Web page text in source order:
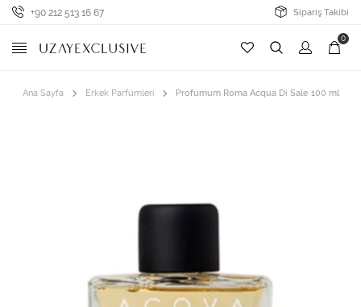
+90 212 513 16 67 Sipariş Takibi
0
Ana Sayfa Erkek Parfümleri Profumum Roma Acqua Di Sale 100 ml